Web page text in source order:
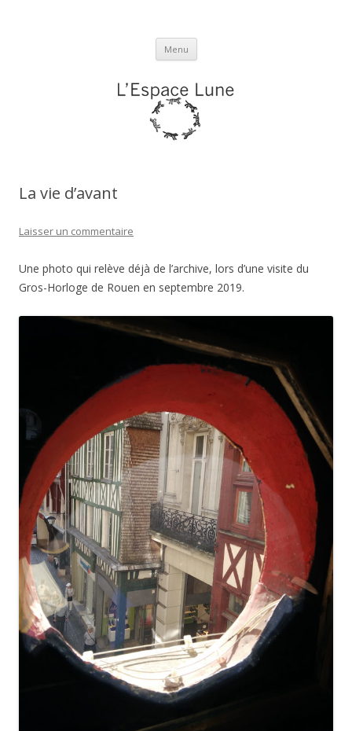
Menu Aller
contenu
La vie d’avant
Laisser un commentaire
Une photo qui relève déjà de l’archive, lors d’une visite du
Gros-Horloge de Rouen en septembre 2019.